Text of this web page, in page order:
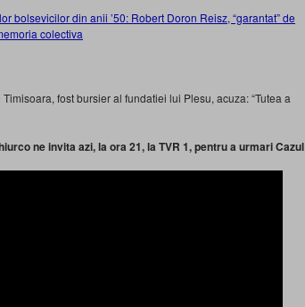
bolsevicilor din anii ’50: Robert Doron Reisz, “garantat” de
colectiva
fost bursier al fundatiei lui Plesu, acuza: “Tutea a
ne invita azi, la ora 21, la TVR 1, pentru a urmari Cazul